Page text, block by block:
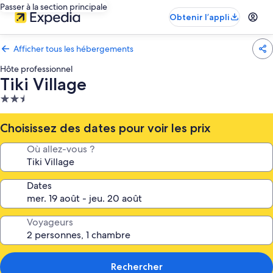
Passer à la section principale
Obtenir l’appli
Afficher tous les hébergements
Hôte professionnel
Tiki Village
Hébergement
2.5 étoiles
Choisissez des dates pour voir les prix
Où allez-vous ?
Dates
Voyageurs
Rechercher